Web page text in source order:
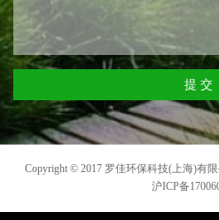
提 交
Copyright © 2017 罗佳环保科技(上海)有
沪ICP备